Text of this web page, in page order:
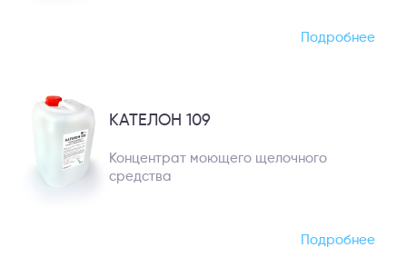
Подробнее
КАТЕЛОН 109
Концентрат моющего щелочного
средства
Подробнее